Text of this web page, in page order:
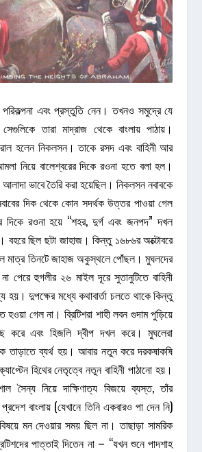
পরিকল্পনা এবং প্রস্তুতি নেন। তখনও সমুদ্রে যে
তারা মাদ্রাজ থেকে বাংলায় পাঠায়।
হলেন নিকলসন। তাকে রসদ এবং বাহিনী আর
নিয়ে বালেশ্বরের দিকে রওনা হতে বলা হল।
আলাদা ভাবে তৈরি করা হয়েছিল। নিকলসন নবাবকে
দিক থেকে কোন সদর্থক উত্তর পাওয়া গেল
দিকে রওনা হয়ে “শহর, দুর্গ এবং জনপদ” দখল
বহরে ছিল ছটা জাহাজ। কিন্তু ১৬৮৬র অক্টোবরে
মাত্র তিনটে জাহাজ অকুস্থলে পোঁছল। মুঘলদের
পেরে হুগলীর ২৬ মাইল দূরে সুতানুটিতে বাহিনী
হয়। দুপক্ষের মধ্যে কথাবার্তা চলতে থাকে কিন্তু
গেল না। ব্রিটিশরা শাহী লবন গুদাম পুড়িয়ে
করে এবং হিজলি দ্বীপ দখল করে। মুঘলেরা
তাড়াতে ব্যর্থ হয়। আবার নতুন করে দরকষাকষি
হিথের নেতৃত্বে নতুন বাহিনী পাঠানো হয়।
সৈন্য নিয়ে দাক্ষিণাত্য বিজয়ে ব্যস্ত, তাঁর
বাংলায় (যেখানে তিনি একবারও পা দেন নি)
মন দেওয়ার সময় ছিল না। তাছাড়া সামরিক
পাত্তাই দিতেন না – “যখন শুনে পাদশাহ